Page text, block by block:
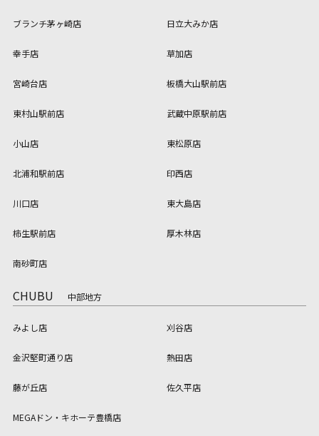
ブランチ茅ヶ崎店 日立大みか店
幸手店 草加店
宮崎台店 板橋大山駅前店
東村山駅前店 武蔵中原駅前店
小山店 東松原店
北浦和駅前店 印西店
川口店 東大島店
柿生駅前店 厚木林店
南砂町店
CHUBU 中部地方
みよし店 刈谷店
金沢堅町通り店 熱田店
藤が丘店 佐久平店
MEGAドン・キホーテ豊橋店